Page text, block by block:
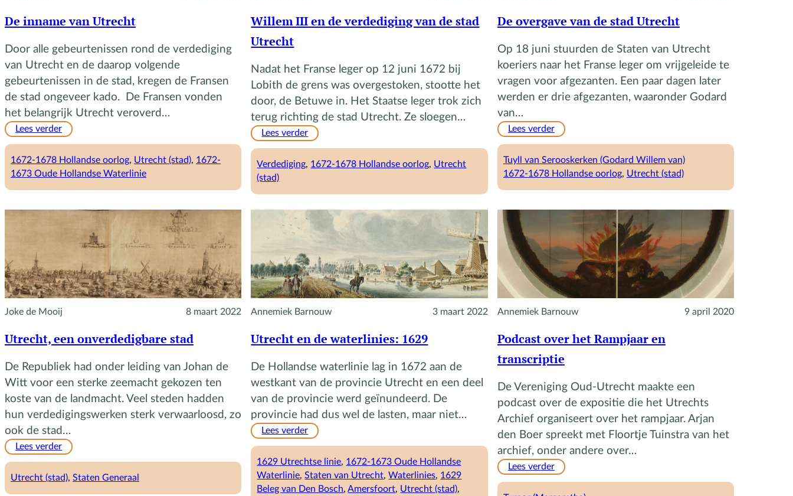
De inname van Utrecht
Door alle gebeurtenissen rond de verdediging
van Utrecht en de daarop volgende
gebeurtenissen in de stad, kregen de Fransen
de stad ongeveer kado. De Fransen vonden
het belangrijk Utrecht veroverd…
Lees verder:
inname
van
1672-1678 Hollandse oorlog, Utrecht (stad), 1672-
1673 Oude Hollandse Waterlinie
Willem III en de verdediging van de stad
Utrecht
Nadat het Franse leger op 12 juni 1672 bij
Lobith de grens was overgestoken, stootte het
door, de Betuwe in. Het Staatse leger trok zich
terug richting de stad Utrecht. Ze sloegen…
Lees verder:
III
van
stad
Verdediging, 1672-1678 Hollandse oorlog, Utrecht
(stad)
De overgave van de stad Utrecht
Op 18 juni stuurden de Staten van Utrecht
koeriers naar het Franse leger om vrijgeleide te
vragen voor afgezanten. Een paar dagen later
werden er drie afgezanten, waaronder Godard
van…
Lees verder:
overgave
van
Utrecht
Tuyll van Serooskerken (Godard Willem van)
1672-1678 Hollandse oorlog, Utrecht (stad)
Joke de Mooij 8 maart 2022
Utrecht, een onverdedigbare stad
De Republiek had onder leiding van Johan de
Witt voor een sterke zeemacht gekozen ten
koste van de landmacht. Veel steden hadden
hun verdedigingswerken sterk verwaarloosd, zo
ook de stad…
Lees verder:
een
Utrecht (stad), Staten Generaal
Annemiek Barnouw 3 maart 2022
Utrecht en de waterlinies: 1629
De Hollandse waterlinie lag in 1672 aan de
westkant van de provincie Utrecht en een deel
van de provincie werd geïnundeerd. De
provincie had dus wel de lasten, maar niet…
Lees verder:
en
de
waterlinies:
1629 Utrechtse linie, 1672-1673 Oude Hollandse
Waterlinie, Staten van Utrecht, Waterlinies, 1629
Beleg van Den Bosch, Amersfoort, Utrecht (stad)
Annemiek Barnouw 9 april 2020
Podcast over het Rampjaar en
transcriptie
De Vereniging Oud-Utrecht maakte een
podcast over de expositie die het Utrechts
Archief organiseert over het rampjaar. Arjan
den Boer spreekt met Floortje Tuinstra van het
archief, onder andere over…
Lees verder:
over